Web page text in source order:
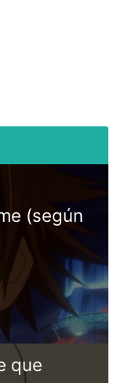
(según
que